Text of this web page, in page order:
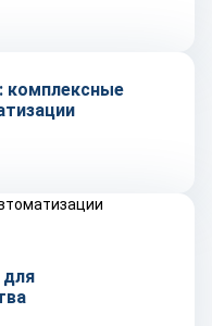
комплексные
для